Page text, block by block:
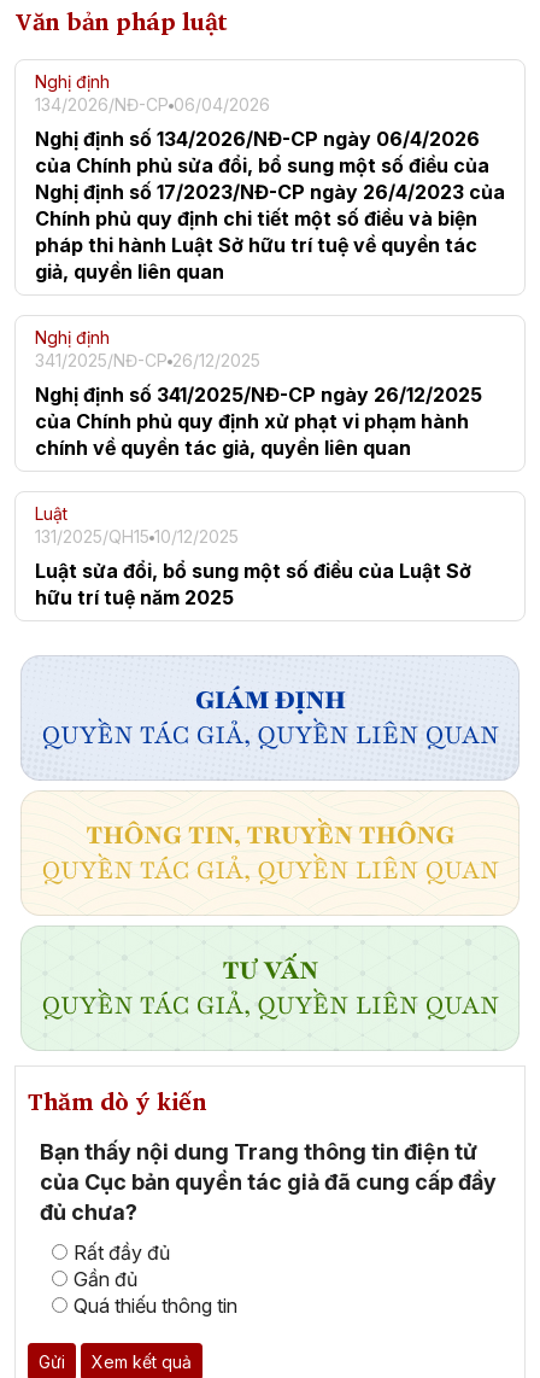
Văn bản pháp luật
Nghị định
134/2026/NĐ-CP 06/04/2026
Nghị định số 134/2026/NĐ-CP ngày 06/4/2026
của Chính phủ sửa đổi, bổ sung một số điều của
Nghị định số 17/2023/NĐ-CP ngày 26/4/2023 của
Chính phủ quy định chi tiết một số điều và biện
pháp thi hành Luật Sở hữu trí tuệ về quyền tác
giả, quyền liên quan
Nghị định
341/2025/NĐ-CP 26/12/2025
Nghị định số 341/2025/NĐ-CP ngày 26/12/2025
của Chính phủ quy định xử phạt vi phạm hành
chính về quyền tác giả, quyền liên quan
Luật
131/2025/QH15 10/12/2025
Luật sửa đổi, bổ sung một số điều của Luật Sở
hữu trí tuệ năm 2025
Thăm dò ý kiến
Bạn thấy nội dung Trang thông tin điện tử
của Cục bản quyền tác giả đã cung cấp đầy
đủ chưa?
Rất đầy đủ
Gần đủ
Quá thiếu thông tin
Gửi Xem kết quả